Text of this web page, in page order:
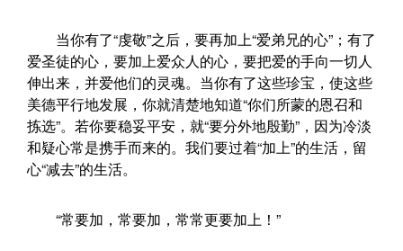
当你有了“虔敬”之后，要再加上“爱弟兄的心”；有了
爱圣徒的心，要加上爱众人的心，要把爱的手向一切人
伸出来，并爱他们的灵魂。当你有了这些珍宝，使这些
美德平行地发展，你就清楚地知道“你们所蒙的恩召和
拣选”。若你要稳妥平安，就“要分外地殷勤”，因为冷淡
和疑心常是携手而来的。我们要过着“加上”的生活，留
心“减去”的生活。
“常要加，常要加，常常更要加上！”